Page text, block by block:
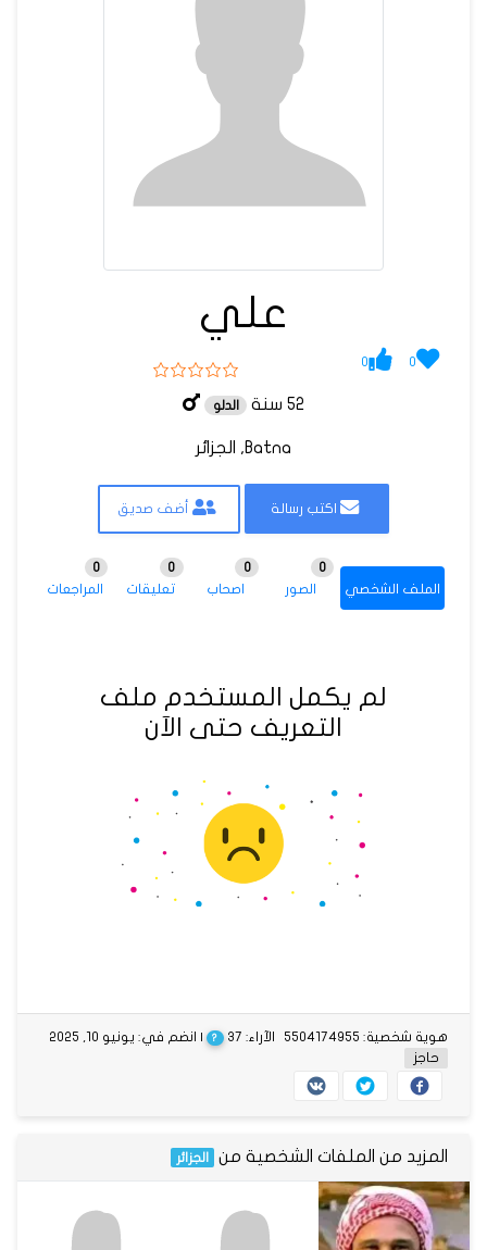
علي
0
0
52 سنة الدلو
Batna, الجزائر
اكتب رسالة أضف صديق
الملف الشخصي الصور
0
اصحاب
0
تعليقات
0
المراجعات
0
لم يكمل المستخدم ملف
التعريف حتى الآن
الآراء: 37 ? | انضم في: يونيو 10, 2025
هوية شخصية: 5504174955
حاجز
المزيد من الملفات الشخصية من الجزائر